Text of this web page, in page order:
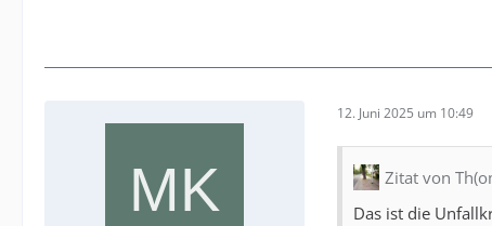
12. Juni 2025 um 10:49
Zitat von
Das ist die